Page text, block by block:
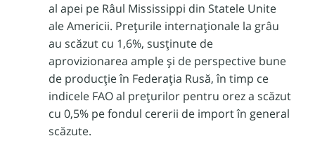
al apei pe Râul Mississippi din Statele Unite
ale Americii. Prețurile internaționale la grâu
au scăzut cu 1,6%, susținute de
aprovizionarea ample și de perspective bune
de producție în Federația Rusă, în timp ce
indicele FAO al prețurilor pentru orez a scăzut
cu 0,5% pe fondul cererii de import în general
scăzute.